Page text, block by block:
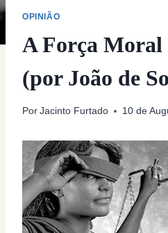
OPINIÃO
A Força Moral
(por João de
Por Jacinto Furtado 10 de